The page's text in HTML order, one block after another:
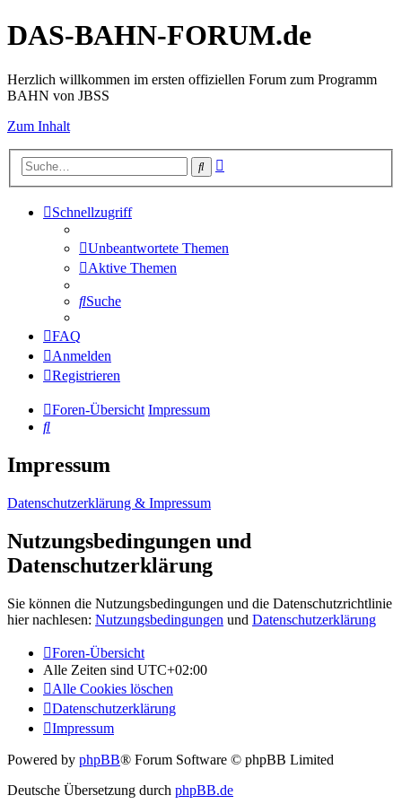
DAS-BAHN-FORUM.de
Herzlich willkommen im ersten offiziellen Forum zum Programm
BAHN von JBSS
Zum Inhalt
Suche
Schnellzugriff
Unbeantwortete Themen
Aktive Themen
Suche
FAQ
Anmelden
Registrieren
Foren-Übersicht Impressum
Suche
Impressum
Datenschutzerklärung & Impressum
Nutzungsbedingungen und
Datenschutzerklärung
Sie können die Nutzungsbedingungen und die Datenschutzrichtlinie
hier nachlesen: Nutzungsbedingungen und Datenschutzerklärung
Foren-Übersicht
Alle Zeiten sind UTC+02:00
Alle Cookies löschen
Datenschutzerklärung
Impressum
Powered by phpBB® Forum Software © phpBB Limited
Deutsche Übersetzung durch phpBB.de